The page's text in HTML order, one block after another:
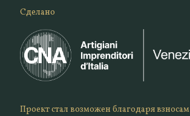
Сделано
Проект стал возможен благодаря взносам